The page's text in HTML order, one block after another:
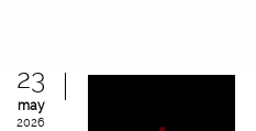
23
may
2026